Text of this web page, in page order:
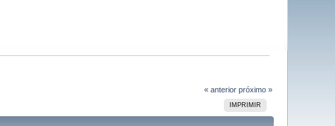
« anterior próximo »
IMPRIMIR